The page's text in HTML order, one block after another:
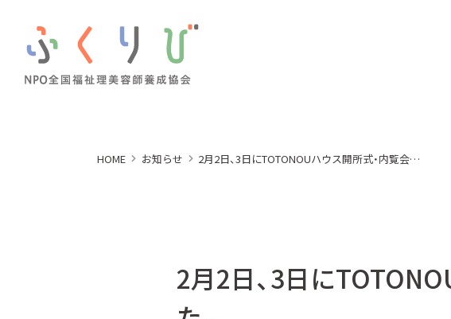
HOME お知らせ 2月2日、3日にTOTONOUハウス開所式・内覧会…
2月2日、3日に